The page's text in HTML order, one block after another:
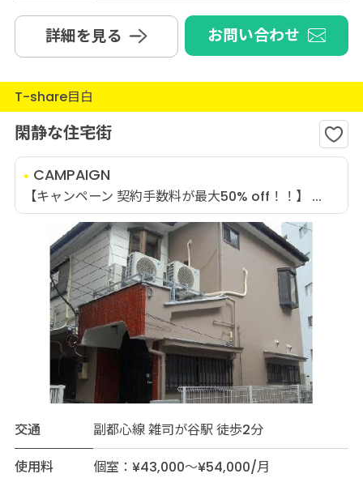
詳細を見る お問い合わせ
T-share目白
閑静な住宅街
CAMPAIGN
【キャンペーン 契約手数料が最大50% off！！】 ...
交通
副都心線 雑司が谷駅 徒歩2分
使用料
個室：¥43,000～¥54,000/月